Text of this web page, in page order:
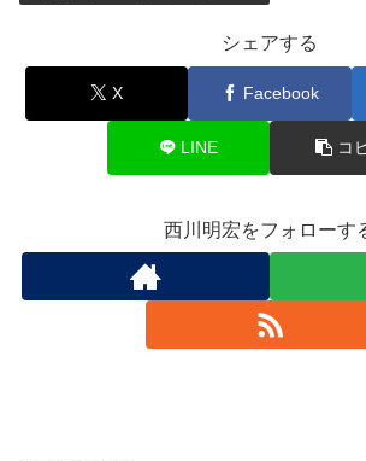
シェアする
X Facebook
LINE コ
西川明宏をフォローす